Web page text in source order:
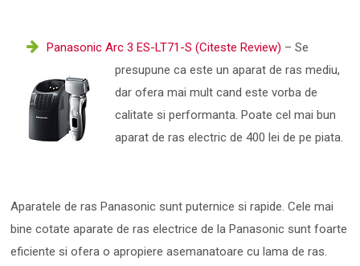
Panasonic Arc 3 ES-LT71-S (Citeste Review) – Se
presupune ca este un aparat de ras mediu,
dar ofera mai mult cand este vorba de
calitate si performanta. Poate cel mai bun
aparat de ras electric de 400 lei de pe piata.
Aparatele de ras Panasonic sunt puternice si rapide. Cele mai
bine cotate aparate de ras electrice de la Panasonic sunt foarte
eficiente si ofera o apropiere asemanatoare cu lama de ras.